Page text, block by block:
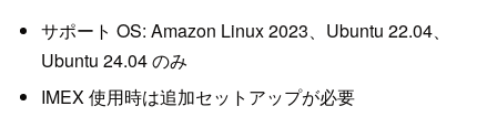
サポート OS: Amazon Linux 2023、Ubuntu 22.04、
Ubuntu 24.04 のみ
IMEX 使用時は追加セットアップが必要